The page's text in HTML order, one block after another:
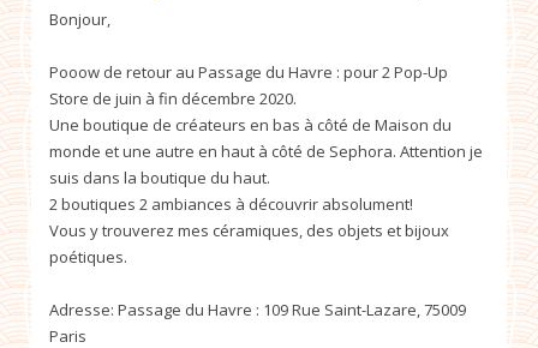
Bonjour,
Pooow de retour au Passage du Havre : pour 2 Pop-Up
Store de juin à fin décembre 2020.
Une boutique de créateurs en bas à côté de Maison du
monde et une autre en haut à côté de Sephora. Attention je
suis dans la boutique du haut.
2 boutiques 2 ambiances à découvrir absolument!
Vous y trouverez mes céramiques, des objets et bijoux
poétiques.
Adresse: Passage du Havre : 109 Rue Saint-Lazare, 75009
Paris